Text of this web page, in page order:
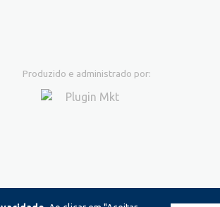
Produzido e administrado por: